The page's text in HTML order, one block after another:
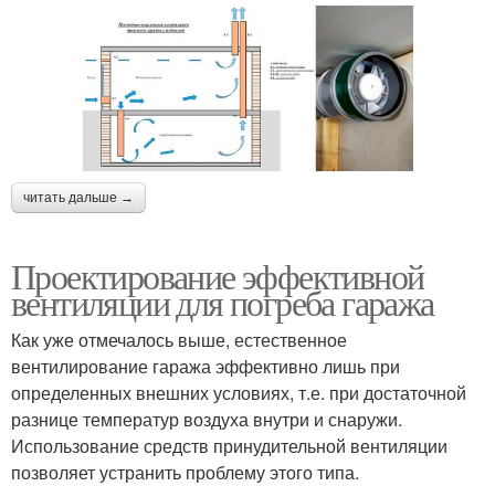
читать дальше →
Проектирование эффективной
вентиляции для погреба гаража
Как уже отмечалось выше, естественное
вентилирование гаража эффективно лишь при
определенных внешних условиях, т.е. при достаточной
разнице температур воздуха внутри и снаружи.
Использование средств принудительной вентиляции
позволяет устранить проблему этого типа.